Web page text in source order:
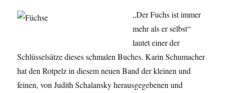
„Der Fuchs ist immer
mehr als er selbst“
lautet einer der
Schlüsselsätze dieses schmalen Buches. Karin Schumacher
hat den Rotpelz in diesem neuen Band der kleinen und
feinen, von Judith Schalansky herausgegebenen und